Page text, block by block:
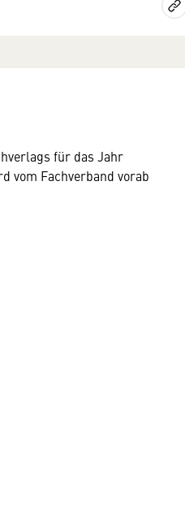
für das Jahr
vom Fachverband vorab